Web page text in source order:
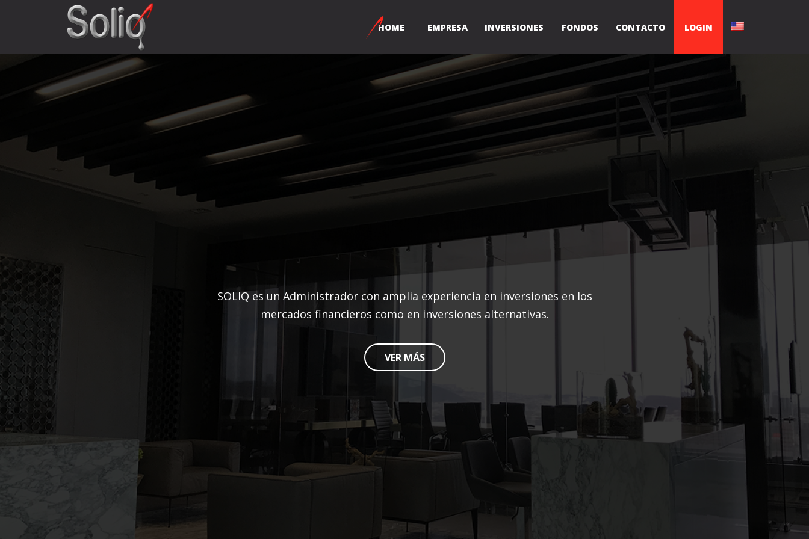
HOME EMPRESA INVERSIONES FONDOS CONTACTO LOGIN
SOLIQ es un Administrador con amplia experiencia en inversiones en los
mercados financieros como en inversiones alternativas.
VER MÁS